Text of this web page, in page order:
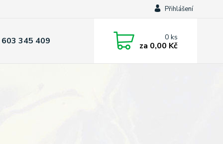
Přihlášení
345 409 0ks
za 0,00 Kč